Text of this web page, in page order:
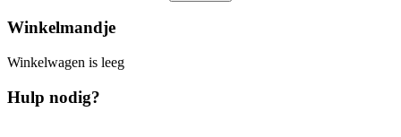
Winkelmandje
Winkelwagen is leeg
Hulp nodig?